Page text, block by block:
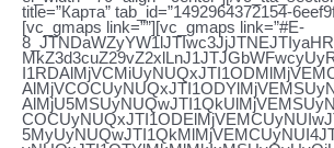
title=”Карта” tab_id=”1492964372154-
[vc_gmaps link=””][vc_gmaps link=”#E-